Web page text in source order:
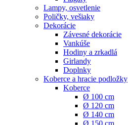
Lampy, osvetlenie
Poličky, vešiaky
Dekorácie
Závesné dekorácie
Vankúše
Hodiny a zrkadlá
Girlandy
Doplnky
Koberce a hracie podložky
Koberce
Ø 100 cm
Ø 120 cm
Ø 140 cm
Ø 150 cm